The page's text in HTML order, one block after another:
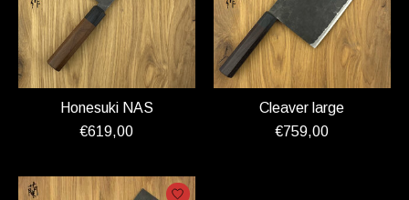
Honesuki NAS
€619,00
Cleaver large
€759,00